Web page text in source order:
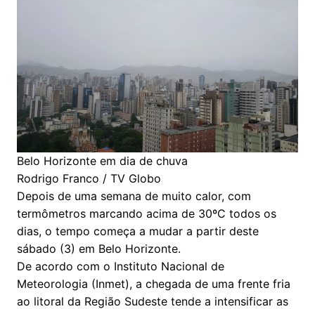
Belo Horizonte em dia de chuva
Rodrigo Franco / TV Globo
Depois de uma semana de muito calor, com
termômetros marcando acima de 30ºC todos os
dias, o tempo começa a mudar a partir deste
sábado (3) em Belo Horizonte.
De acordo com o Instituto Nacional de
Meteorologia (Inmet), a chegada de uma frente fria
ao litoral da Região Sudeste tende a intensificar as